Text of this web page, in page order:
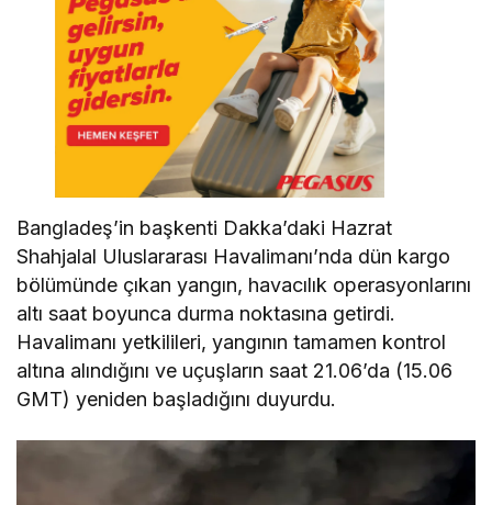
Bangladeş’in başkenti Dakka’daki Hazrat
Shahjalal Uluslararası Havalimanı’nda dün kargo
bölümünde çıkan yangın, havacılık operasyonlarını
altı saat boyunca durma noktasına getirdi.
Havalimanı yetkilileri, yangının tamamen kontrol
altına alındığını ve uçuşların saat 21.06’da (15.06
GMT) yeniden başladığını duyurdu.